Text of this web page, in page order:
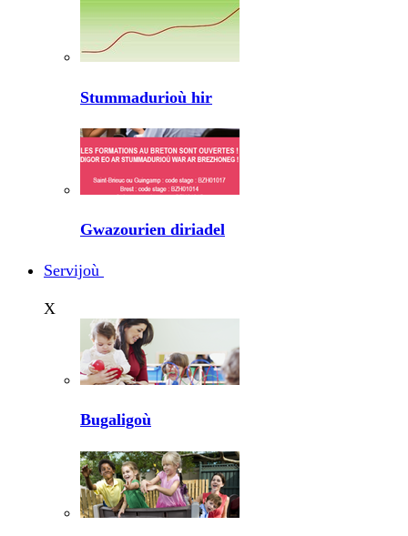
Stummadurioù hir
Gwazourien diriadel
Servijoù
X
Bugaligoù